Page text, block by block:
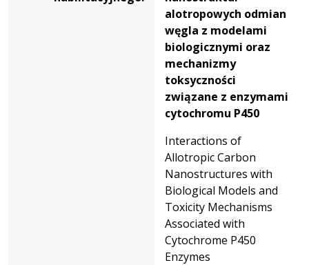
alotropowych odmian
węgla z modelami
biologicznymi oraz
mechanizmy
toksyczności
związane z enzymami
cytochromu P450
Interactions of
Allotropic Carbon
Nanostructures with
Biological Models and
Toxicity Mechanisms
Associated with
Cytochrome P450
Enzymes